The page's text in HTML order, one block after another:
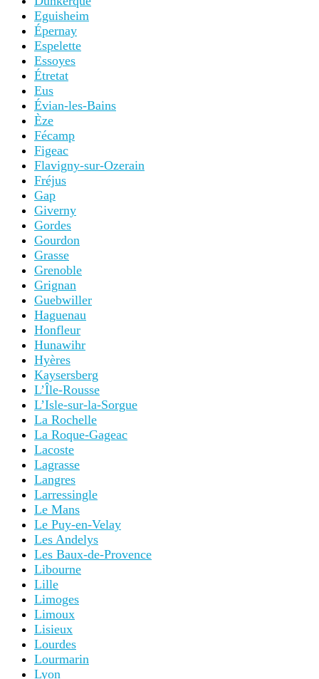
Eguisheim
Épernay
Espelette
Essoyes
Étretat
Eus
Évian-les-Bains
Èze
Fécamp
Figeac
Flavigny-sur-Ozerain
Fréjus
Gap
Giverny
Gordes
Gourdon
Grasse
Grenoble
Grignan
Guebwiller
Haguenau
Honfleur
Hunawihr
Hyères
Kaysersberg
L’Île-Rousse
L’Isle-sur-la-Sorgue
La Rochelle
La Roque-Gageac
Lacoste
Lagrasse
Langres
Larressingle
Le Mans
Le Puy-en-Velay
Les Andelys
Les Baux-de-Provence
Libourne
Lille
Limoges
Limoux
Lisieux
Lourdes
Lourmarin
Lyon